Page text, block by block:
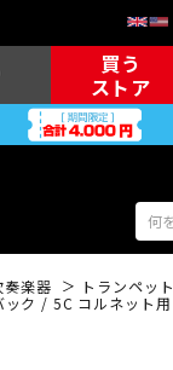
買う
ストア
奏楽器 トランペッ
ック / 5C コルネット